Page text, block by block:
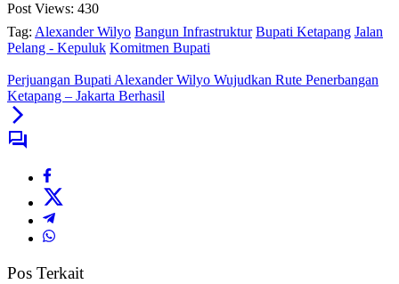
Post Views: 430
Tag: Alexander Wilyo Bangun Infrastruktur Bupati Ketapang Jalan
Pelang - Kepuluk Komitmen Bupati
Perjuangan Bupati Alexander Wilyo Wujudkan Rute Penerbangan
Ketapang – Jakarta Berhasil
Pos Terkait